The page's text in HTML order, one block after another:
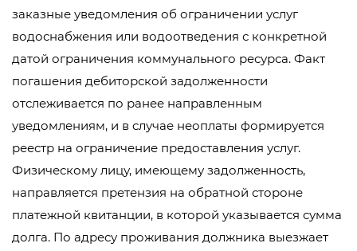
заказные уведомления об ограничении услуг
водоснабжения или водоотведения с конкретной
датой ограничения коммунального ресурса. Факт
погашения дебиторской задолженности
отслеживается по ранее направленным
уведомлениям, и в случае неоплаты формируется
реестр на ограничение предоставления услуг.
Физическому лицу, имеющему задолженность,
направляется претензия на обратной стороне
платежной квитанции, в которой указывается сумма
долга. По адресу проживания должника выезжает